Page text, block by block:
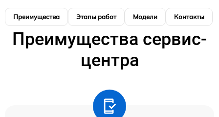
Преимущества Этапы работ Модели Контакты
Преимущества сервис-
центра